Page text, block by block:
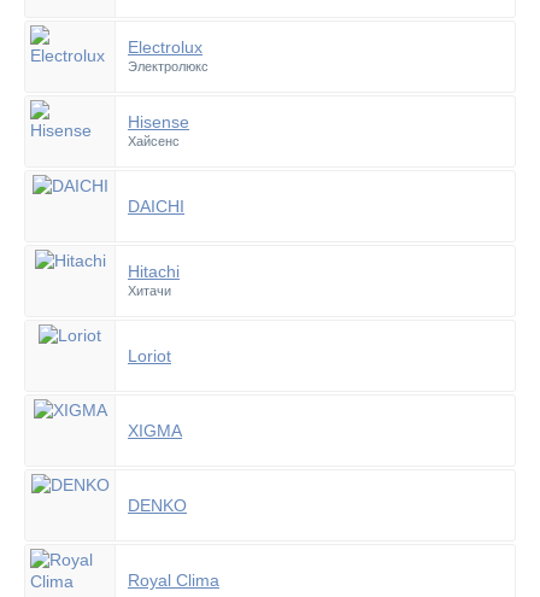
Electrolux
Электролюкс
Hisense
Хайсенс
DAICHI
Hitachi
Хитачи
Loriot
XIGMA
DENKO
Royal Clima